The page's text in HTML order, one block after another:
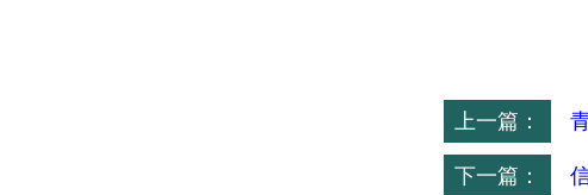
青岛德
上一篇：
下一篇：